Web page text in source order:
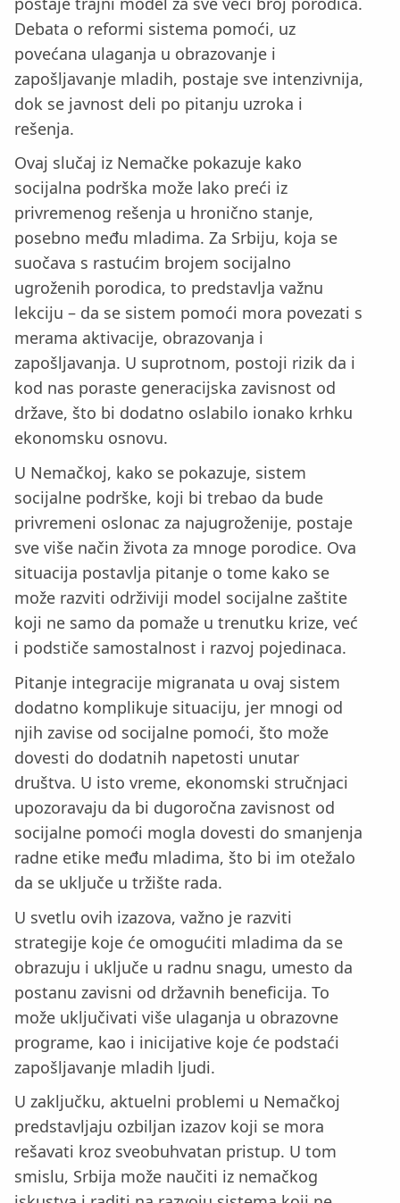
Debata o reformi sistema pomoći, uz
povećana ulaganja u obrazovanje i
zapošljavanje mladih, postaje sve intenzivnija,
dok se javnost deli po pitanju uzroka i
rešenja.
Ovaj slučaj iz Nemačke pokazuje kako
socijalna podrška može lako preći iz
privremenog rešenja u hronično stanje,
posebno među mladima. Za Srbiju, koja se
suočava s rastućim brojem socijalno
ugroženih porodica, to predstavlja važnu
lekciju – da se sistem pomoći mora povezati s
merama aktivacije, obrazovanja i
zapošljavanja. U suprotnom, postoji rizik da i
kod nas poraste generacijska zavisnost od
države, što bi dodatno oslabilo ionako krhku
ekonomsku osnovu.
U Nemačkoj, kako se pokazuje, sistem
socijalne podrške, koji bi trebao da bude
privremeni oslonac za najugroženije, postaje
sve više način života za mnoge porodice. Ova
situacija postavlja pitanje o tome kako se
može razviti održiviji model socijalne zaštite
koji ne samo da pomaže u trenutku krize, već
i podstiče samostalnost i razvoj pojedinaca.
Pitanje integracije migranata u ovaj sistem
dodatno komplikuje situaciju, jer mnogi od
njih zavise od socijalne pomoći, što može
dovesti do dodatnih napetosti unutar
društva. U isto vreme, ekonomski stručnjaci
upozoravaju da bi dugoročna zavisnost od
socijalne pomoći mogla dovesti do smanjenja
radne etike među mladima, što bi im otežalo
da se uključe u tržište rada.
U svetlu ovih izazova, važno je razviti
strategije koje će omogućiti mladima da se
obrazuju i uključe u radnu snagu, umesto da
postanu zavisni od državnih beneficija. To
može uključivati više ulaganja u obrazovne
programe, kao i inicijative koje će podstaći
zapošljavanje mladih ljudi.
U zaključku, aktuelni problemi u Nemačkoj
predstavljaju ozbiljan izazov koji se mora
rešavati kroz sveobuhvatan pristup. U tom
smislu, Srbija može naučiti iz nemačkog